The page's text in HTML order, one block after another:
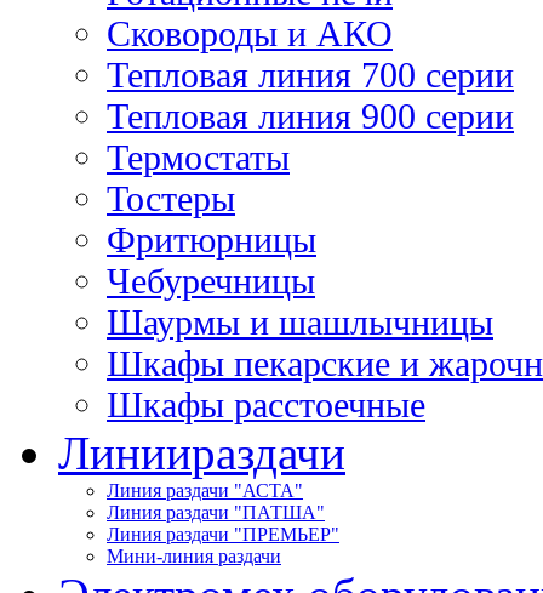
Сковороды и АКО
Тепловая линия 700 серии
Тепловая линия 900 серии
Термостаты
Тостеры
Фритюрницы
Чебуречницы
Шаурмы и шашлычницы
Шкафы пекарские и
Шкафы расстоечные
Линиираздачи
Линия раздачи "АСТА"
Линия раздачи "ПАТША"
Линия раздачи "ПРЕМЬЕР"
Мини-линия раздачи